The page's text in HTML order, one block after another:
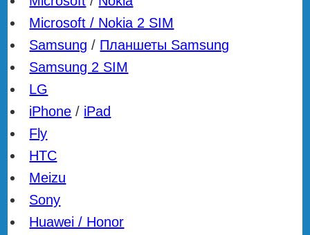
Microsoft / Nokia 2 SIM
Samsung / Планшеты Samsung
Samsung 2 SIM
LG
iPhone / iPad
Fly
HTC
Meizu
Sony
Huawei / Honor